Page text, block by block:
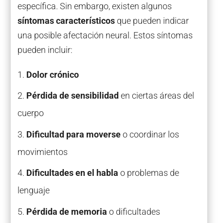
específica. Sin embargo, existen algunos
síntomas característicosque pueden indicar
una posible afectación neural. Estos síntomas
pueden incluir:
Dolor crónico
Pérdida de sensibilidad en ciertas áreas del
cuerpo
Dificultad para moverseo coordinar los
movimientos
Dificultades en el habla o problemas de
lenguaje
Pérdida de memoria o dificultades